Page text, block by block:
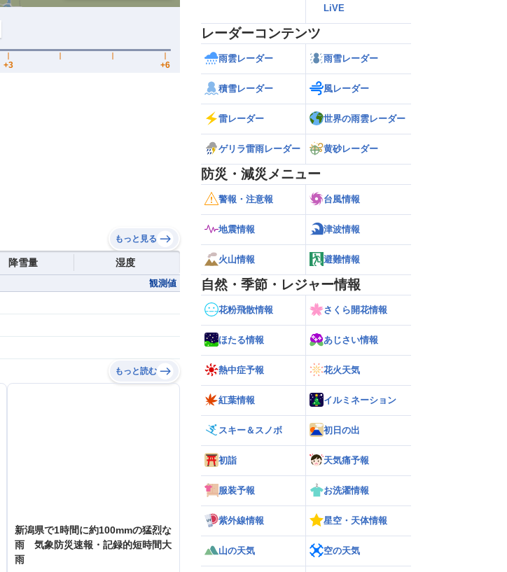
もっと見る
降雪量 湿度
観測値
もっと読む
新潟県で1時間に約100mmの猛烈な
雨 気象防災速報・記録的短時間大
雨
LiVE
レーダーコンテンツ
雨雲レーダー 雨雪レーダー
積雪レーダー 風レーダー
雷レーダー 世界の雨雲レーダー
ゲリラ雷雨レーダー 黄砂レーダー
防災・減災メニュー
警報・注意報 台風情報
地震情報 津波情報
火山情報 避難情報
自然・季節・レジャー情報
花粉飛散情報 さくら開花情報
ほたる情報 あじさい情報
熱中症予報 花火天気
紅葉情報 イルミネーション
スキー＆スノボ 初日の出
初詣 天気痛予報
服装予報 お洗濯情報
紫外線情報 星空・天体情報
山の天気 空の天気